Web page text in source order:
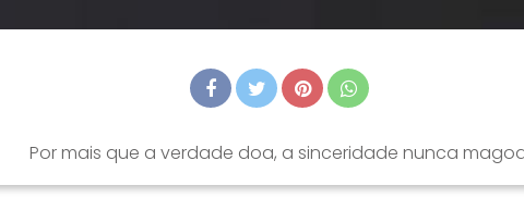
Por mais que a verdade doa, a sinceridade nunca